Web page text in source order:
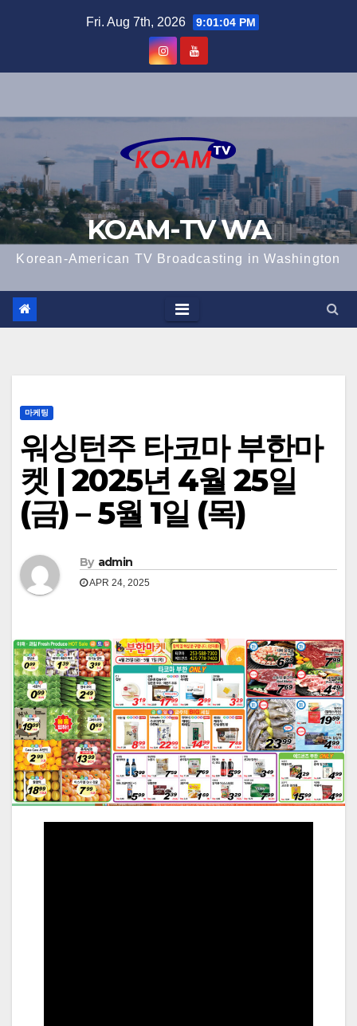
Fri. Aug 7th, 2026 9:01:04 PM
KOAM-TV WA
Korean-American TV Broadcasting in Washington
마케팅
워싱턴주 타코마 부한마
켓 | 2025년 4월 25일
(금) – 5월 1일 (목)
By admin
APR 24, 2025